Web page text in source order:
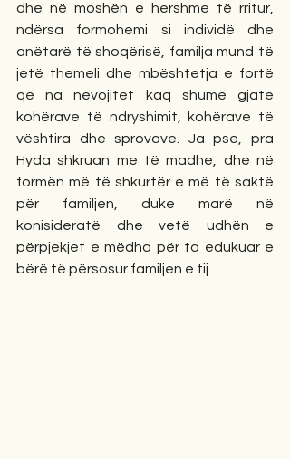
dhe në moshën e hershme të rritur,
ndërsa formohemi si individë dhe
anëtarë të shoqërisë, familja mund të
jetë themeli dhe mbështetja e fortë
që na nevojitet kaq shumë gjatë
kohërave të ndryshimit, kohërave të
vështira dhe sprovave. Ja pse, pra
Hyda shkruan me të madhe, dhe në
formën më të shkurtër e më të saktë
për familjen, duke marë në
konisideratë dhe vetë udhën e
përpjekjet e mëdha për ta edukuar e
bërë të përsosur familjen e tij.